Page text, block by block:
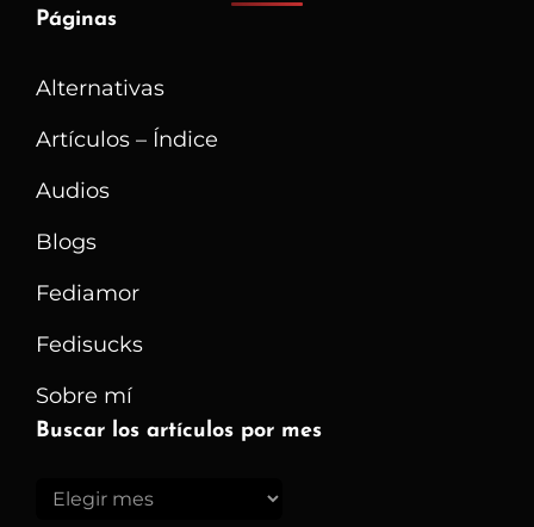
Páginas
Alternativas
Artículos – Índice
Audios
Blogs
Fediamor
Fedisucks
Sobre mí
Buscar los artículos por mes
Buscar